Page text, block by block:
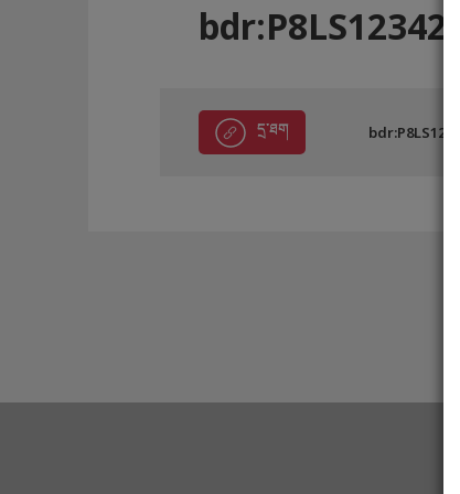
bdr:P8LS12342
དྲ་ཐག bdr:P8LS12342